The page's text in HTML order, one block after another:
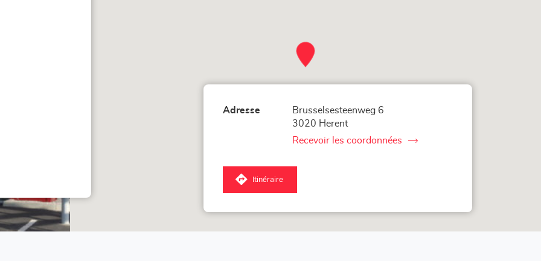
Adresse
Brusselsesteenweg 6
3020 Herent
Recevoir les coordonnées
du
Loxam
Hubo
Itinéraire
jusqu'au
point